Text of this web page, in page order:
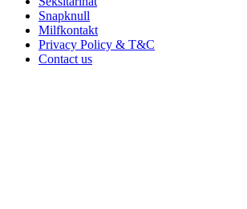
Snapknull
Milfkontakt
Privacy Policy & T&C
Contact us